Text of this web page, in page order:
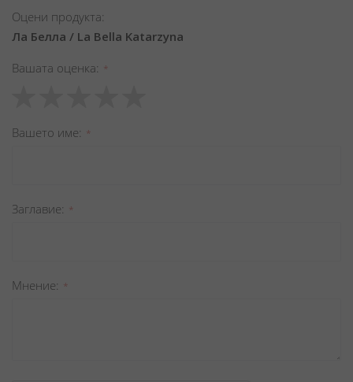
Оцени продукта:
Ла Белла / La Bella Katarzyna
Вашата оценка
star
stars
stars
stars
stars
Вашето име
Заглавиe
Мнение